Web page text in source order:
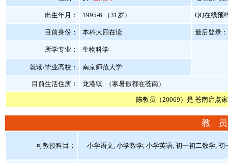
出生年月： 1995-6 （31岁） QQ在线预
目前身份： 本科大四在读 最后登录
所学专业： 生物科学
就读/毕业高校： 南京师范大学
目前生活住所： 龙港镇. （寒暑假都在苍南）
陈教员（20069）是 苍南启点
教
可教授科目： 小学语文, 小学数学, 小学英语, 初一初二数学, 初